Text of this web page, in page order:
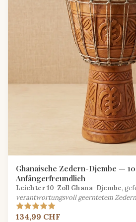
Ghanaische Zedern-Djembe —
Anfängerfreundlich
Leichter 10-Zoll Ghana-Djembe,
verantwortungsvoll geerntetem
Anfänger und jüngere Spieler, die einen
afrikanischen Klang suchen.
134,99 CHF